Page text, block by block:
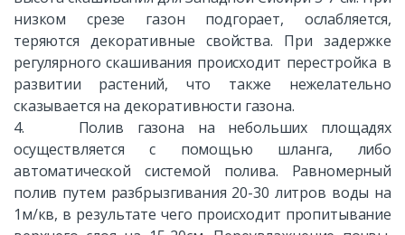
низком срезе газон подгорает, ослабляется,
теряются декоративные свойства. При задержке
регулярного скашивания происходит перестройка в
развитии растений, что также нежелательно
сказывается на декоративности газона.
4. Полив газона на небольших площадях
осуществляется с помощью шланга, либо
автоматической системой полива. Равномерный
полив путем разбрызгивания 20-30 литров воды на
1м/кв, в результате чего происходит пропитывание